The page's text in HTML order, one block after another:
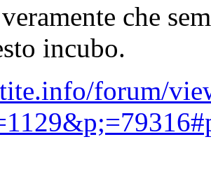
che
incubo.
forum/